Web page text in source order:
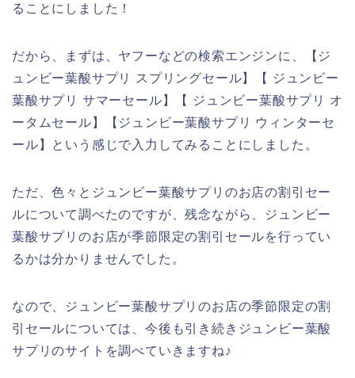
ることにしました！
だから、まずは、ヤフーなどの検索エンジンに、【ジ
ュンビー葉酸サプリ スプリングセール】【 ジュンビー
葉酸サプリ サマーセール】【 ジュンビー葉酸サプリ オ
ータムセール】【ジュンビー葉酸サプリ ウィンターセ
ール】という感じで入力してみることにしました。
ただ、色々とジュンビー葉酸サプリのお店の割引セー
ルについて調べたのですが、残念ながら、ジュンビー
葉酸サプリのお店が季節限定の割引セールを行ってい
るかは分かりませんでした。
なので、ジュンビー葉酸サプリのお店の季節限定の割
引セールについては、今後も引き続きジュンビー葉酸
サプリのサイトを調べていきますね♪